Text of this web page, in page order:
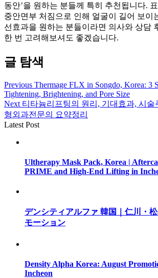
동안’을 원하는 분들께 특히 추천됩니다.
중안면부 처짐으로 인해 얼굴이 길어 보이
선효과을 원하는 분들이라면 의사와 상담
한 번 고려해보셔도 좋겠습니다.
글 탐색
Previous Thermage FLX in Songdo, Korea: 3
Tightening, Brightening, and Pore Size
Next 티타늄리프팅의 원리, 기대효과, 시술
형외과전문의 요약정리
Latest Post
Ultherapy Mask Pack, Korea |
PRIME and High-End Lifting in
デンシティアルファ 韓国｜仁川・
モーション
Density Alpha Korea: August
Incheon